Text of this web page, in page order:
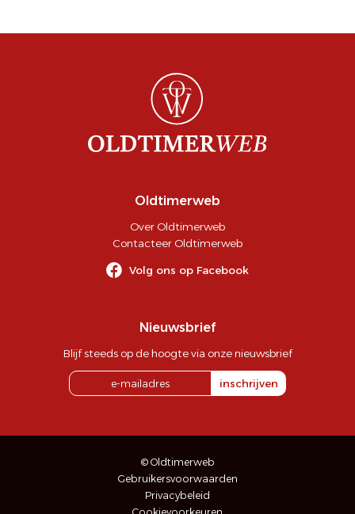
Oldtimerweb
Over Oldtimerweb
Contacteer Oldtimerweb
Volg ons op Facebook
Nieuwsbrief
Blijf steeds op de hoogte via onze nieuwsbrief
inschrijven
© Oldtimerweb
Gebruikersvoorwaarden
Privacybeleid